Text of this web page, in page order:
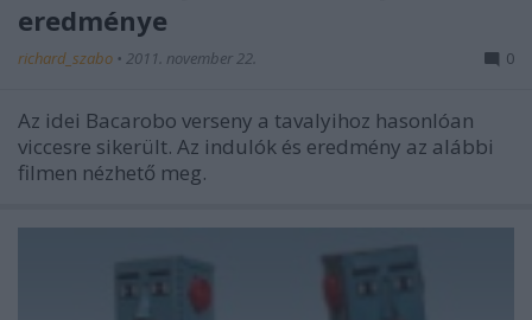
eredménye
richard_szabo • 2011. november 22. 0
Az idei Bacarobo verseny a tavalyihoz hasonlóan
viccesre sikerült. Az indulók és eredmény az alábbi
filmen nézhető meg.